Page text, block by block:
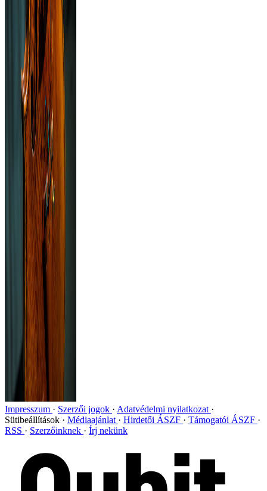
Impresszum Szerzői jogok
Adatvédelmi nyilatkozat
Sütibeállítások
Médiaajánlat Hirdetői ÁSZF
Támogatói ÁSZF
RSS
Szerzőinknek Írj nekünk